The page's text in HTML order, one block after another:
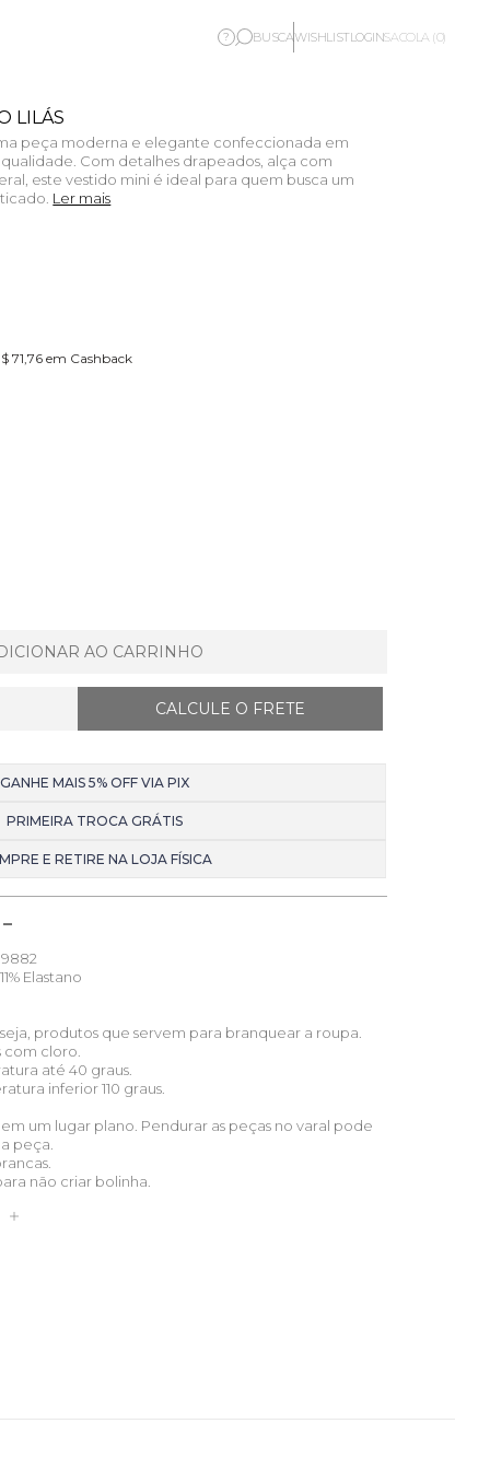
? BUSCAWISHLISTLOGINSACOLA (0)
LILÁS
peça moderna e elegante confeccionada em
Com detalhes drapeados, alça com
este vestido mini é ideal para quem busca um
Ler mais
71,76 em Cashback
AO CARRINHO
GANHE MAIS 5% OFF VIA PIX
PRIMEIRA TROCA GRÁTIS
E RETIRE NA LOJA FÍSICA
Elastano
produtos que servem para branquear a roupa.
com cloro.
até 40 graus.
inferior 110 graus.
um lugar plano. Pendurar as peças no varal pode
peça.
não criar bolinha.